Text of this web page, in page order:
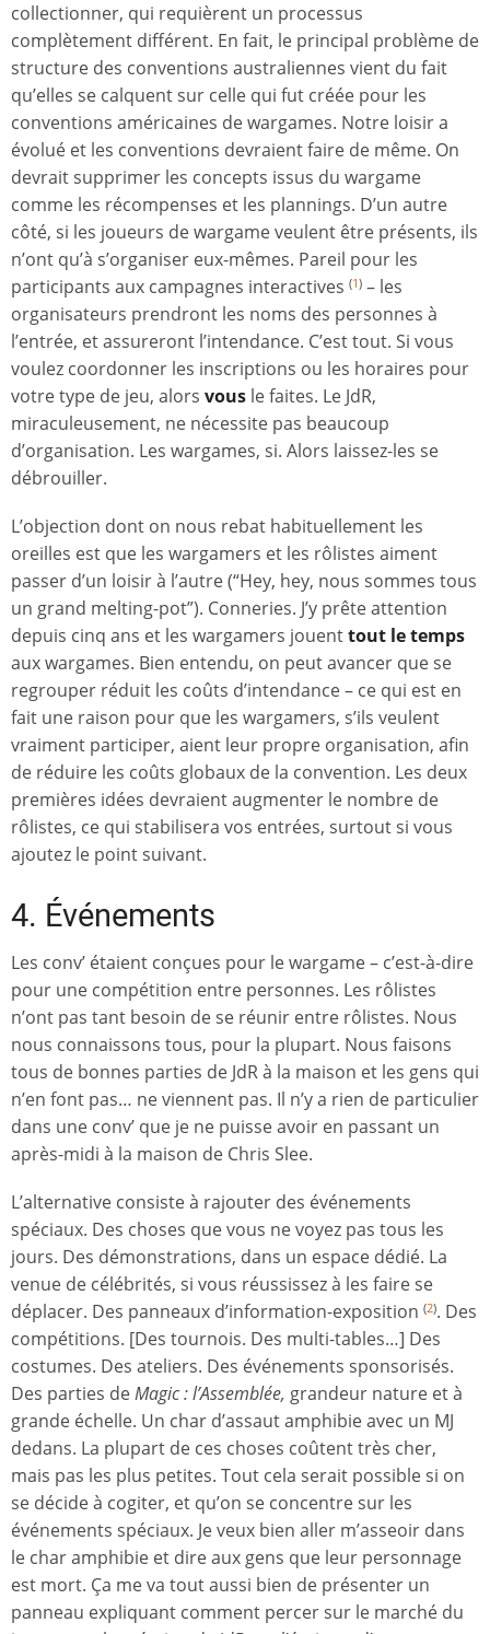
collectionner, qui requièrent un processus
complètement différent. En fait, le principal problème de
structure des conventions australiennes vient du fait
qu’elles se calquent sur celle qui fut créée pour les
conventions américaines de wargames. Notre loisir a
évolué et les conventions devraient faire de même. On
devrait supprimer les concepts issus du wargame
comme les récompenses et les plannings. D’un autre
côté, si les joueurs de wargame veulent être présents, ils
n’ont qu’à s’organiser eux-mêmes. Pareil pour les
participants aux campagnes interactives (1) – les
organisateurs prendront les noms des personnes à
l’entrée, et assureront l’intendance. C’est tout. Si vous
voulez coordonner les inscriptions ou les horaires pour
votre type de jeu, alors vous le faites. Le JdR,
miraculeusement, ne nécessite pas beaucoup
d’organisation. Les wargames, si. Alors laissez-les se
débrouiller.
L’objection dont on nous rebat habituellement les
oreilles est que les wargamers et les rôlistes aiment
passer d’un loisir à l’autre (“Hey, hey, nous sommes tous
un grand melting-pot”). Conneries. J’y prête attention
depuis cinq ans et les wargamers jouenttout le temps
aux wargames. Bien entendu, on peut avancer que se
regrouper réduit les coûts d’intendance – ce qui est en
fait une raison pour que les wargamers, s’ils veulent
vraiment participer, aient leur propre organisation, afin
de réduire les coûts globaux de la convention. Les deux
premières idées devraient augmenter le nombre de
rôlistes, ce qui stabilisera vos entrées, surtout si vous
ajoutez le point suivant.
4. Événements
Les conv’ étaient conçues pour le wargame – c’est-à-dire
pour une compétition entre personnes. Les rôlistes
n’ont pas tant besoin de se réunir entre rôlistes. Nous
nous connaissons tous, pour la plupart. Nous faisons
tous de bonnes parties de JdR à la maison et les gens qui
n’en font pas… ne viennent pas. Il n’y a rien de particulier
dans une conv’ que je ne puisse avoir en passant un
après-midi à la maison de Chris Slee.
L’alternative consiste à rajouter des événements
spéciaux. Des choses que vous ne voyez pas tous les
jours. Des démonstrations, dans un espace dédié. La
venue de célébrités, si vous réussissez à les faire se
déplacer. Des panneaux d’information-exposition (2). Des
compétitions. [Des tournois. Des multi-tables…] Des
costumes. Des ateliers. Des événements sponsorisés.
Des parties deMagic : l’Assemblée, grandeur nature et à
grande échelle. Un char d’assaut amphibie avec un MJ
dedans. La plupart de ces choses coûtent très cher,
mais pas les plus petites. Tout cela serait possible si on
se décide à cogiter, et qu’on se concentre sur les
événements spéciaux. Je veux bien aller m’asseoir dans
le char amphibie et dire aux gens que leur personnage
est mort. Ça me va tout aussi bien de présenter un
panneau expliquant comment percer sur le marché du